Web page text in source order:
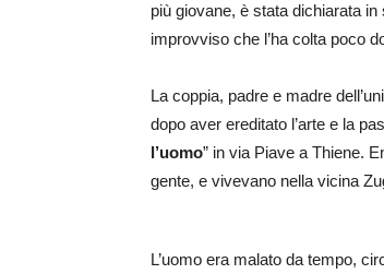
più giovane, è stata dichiarata
improvviso che l’ha colta poco
La coppia, padre e madre
dopo aver ereditato l’arte e la
l’uomo” in via Piave a Thiene.
gente, e vivevano nella vicina
L’uomo era malato da tempo,